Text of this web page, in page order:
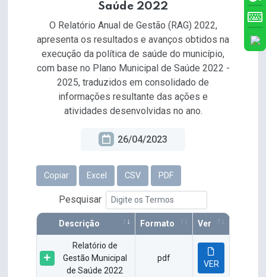
Saúde 2022
O Relatório Anual de Gestão (RAG) 2022,
apresenta os resultados e avanços obtidos na
execução da política de saúde do município,
com base no Plano Municipal de Saúde 2022 -
2025, traduzidos em consolidado de
informações resultante das ações e
atividades desenvolvidas no ano.
26/04/2023
Copiar Excel CSV PDF
Pesquisar
Descrição Formato Ver
Relatório de
Gestão Municipal
de Saúde 2022
pdf
VER